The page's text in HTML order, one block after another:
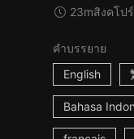
23mสิงคโปร์
คำบรรยาย
English
Bahasa